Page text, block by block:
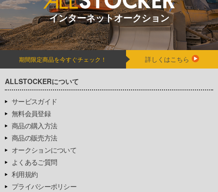
インターネットオークション
期間限定商品を今すぐチェック！ 詳しくはこちら
ALLSTOCKERについて
サービスガイド
無料会員登録
商品の購入方法
商品の販売方法
オークションについて
よくあるご質問
利用規約
プライバシーポリシー